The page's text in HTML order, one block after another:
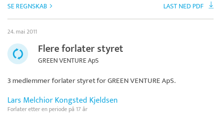
SE REGNSKAB LAST NED PDF
24. mai 2011
Flere forlater styret
GREEN VENTURE ApS
3 medlemmer forlater styret forGREEN VENTURE ApS.
Lars Melchior Kongsted Kjeldsen
Forlater etter en periode på 17 år